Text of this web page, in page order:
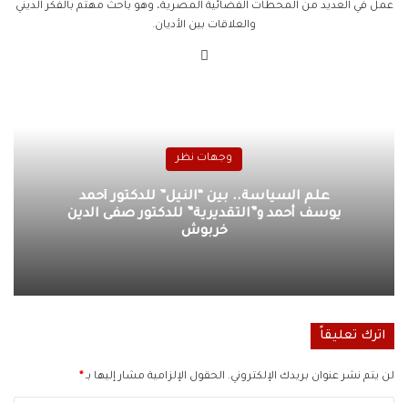
عمل في العديد من المحطات الفضائية المصرية، وهو باحث مهتم بالفكر الديني
والعلاقات بين الأديان.
وجهات نظر
علم السياسة.. بين “النيل” للدكتور أحمد
يوسف أحمد و”التقديرية” للدكتور صفى الدين
خربوش
اترك تعليقاً
لن يتم نشر عنوان بريدك الإلكتروني. الحقول الإلزامية مشار إليها بـ*